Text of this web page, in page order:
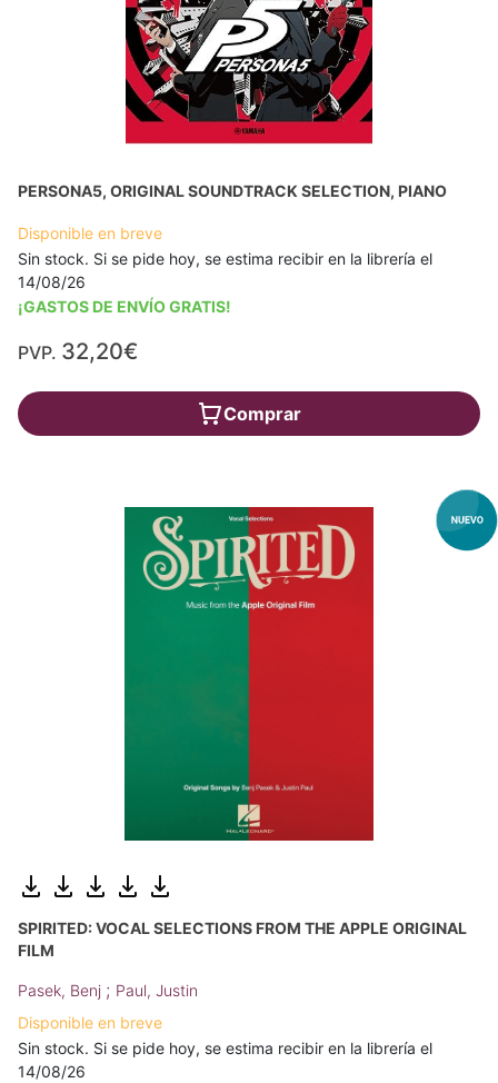
PERSONA5, ORIGINAL SOUNDTRACK SELECTION, PIANO
Disponible en breve
Sin stock. Si se pide hoy, se estima recibir en la librería el
14/08/26
¡GASTOS DE ENVÍO GRATIS!
PVP. 32,20€
Comprar
SPIRITED: VOCAL SELECTIONS FROM THE APPLE ORIGINAL
FILM
Pasek, Benj ; Paul, Justin
Disponible en breve
Sin stock. Si se pide hoy, se estima recibir en la librería el
14/08/26